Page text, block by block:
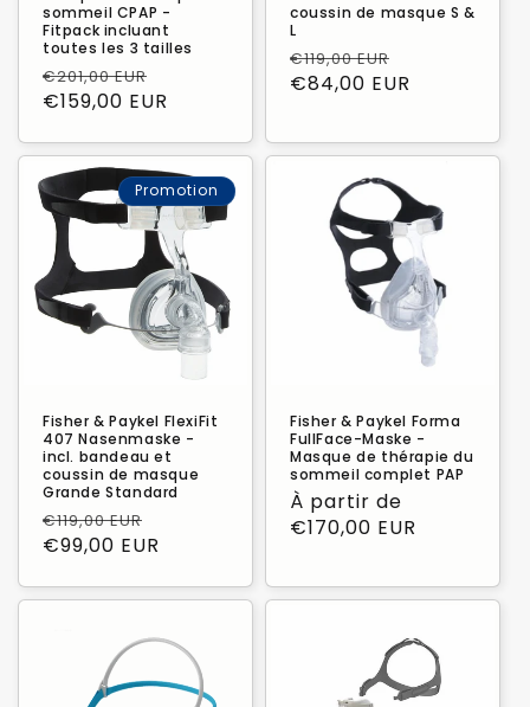
sommeil CPAP -
Fitpack incluant
toutes les 3 tailles
Prix
habituel
€201,00 EUR
promotionnel
€159,00 EUR
coussin de masque S &
L
Prix
habituel
€119,00 EUR
€84,00 EUR
Promotion
Fisher & Paykel FlexiFit
407 Nasenmaske -
incl. bandeau et
coussin de masque
Grande Standard
Prix
habituel
€119,00 EUR
promotionnel
€99,00 EUR
Fisher & Paykel Forma
FullFace-Maske -
Masque de thérapie du
sommeil complet PAP
Prix
habituel
À partir de
€170,00 EUR